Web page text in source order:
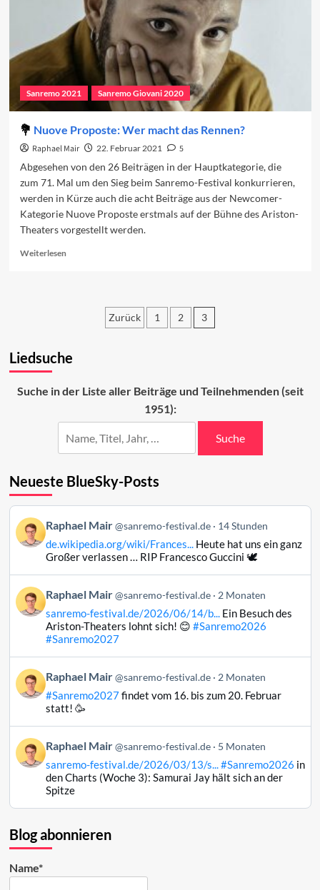
Sanremo 2021 Sanremo Giovani 2020
Nuove Proposte: Wer macht das Rennen?
Raphael Mair 22. Februar 2021
5
Abgesehen von den 26 Beiträgen in der Hauptkategorie, die
zum 71. Mal um den Sieg beim Sanremo-Festival konkurrieren,
werden in Kürze auch die acht Beiträge aus der Newcomer-
Kategorie Nuove Proposte erstmals auf der Bühne des Ariston-
Theaters vorgestellt werden.
WeiterlesenRead
Rennen?
Beiträge
Zurück 1 2 3
Liedsuche
Suche in der Liste aller Beiträge und Teilnehmenden (seit
1951):
Suche
Neueste BlueSky-Posts
Beitrag
von
Raphael
Bluesky
ansehen
Raphael Mair @sanremo-festival.de 14 Stunden
de.wikipedia.org/wiki/Frances...Heute hat uns ein ganz
Großer verlassen … RIP Francesco Guccini 🕊️
Beitrag
von
Raphael
ansehen
Raphael Mair @sanremo-festival.de 2 Monaten
sanremo-festival.de/2026/06/14/b...Ein Besuch des
Ariston-Theaters lohnt sich! 😊 #Sanremo2026
#Sanremo2027
Beitrag
von
Raphael
Bluesky
ansehen
Raphael Mair @sanremo-festival.de 2 Monaten
#Sanremo2027findet vom 16. bis zum 20. Februar
statt! 🥳
Beitrag
von
Raphael
ansehen
Raphael Mair @sanremo-festival.de 5 Monaten
sanremo-festival.de/2026/03/13/s...#Sanremo2026 in
den Charts (Woche 3): Samurai Jay hält sich an der
Spitze
Blog abonnieren
Name*